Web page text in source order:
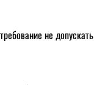
не допускать